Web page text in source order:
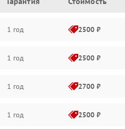
1 год 2500 ₽
1 год 2500 ₽
1 год 2700 ₽
1 год 2500 ₽